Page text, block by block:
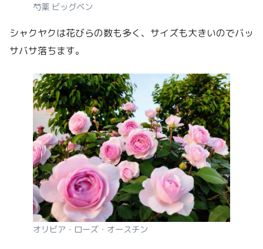
芍薬 ビッグベン
シャクヤクは花びらの数も多く、サイズも大きいのでバッ
サバサ落ちます。
オリビア・ローズ・オースチン